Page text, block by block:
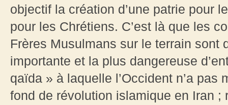
objectif la création d’une patrie pour
pour les Chrétiens. C’est là que les
Frères Musulmans sur le terrain sont
importante et la plus dangereuse
qaïda » à laquelle l’Occident n’a
fond de révolution islamique en Iran